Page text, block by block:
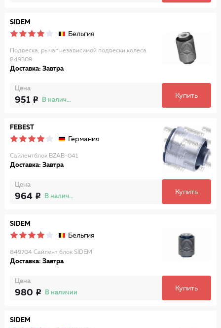
SIDEM
Бельгия
Подвеска, рычаг независимой подвески колеса
849309
Доставка: Завтра
Цена
951 В наличии
Купить
FEBEST
Германия
Сайлентблок BZAB-041
Доставка: Завтра
Цена
964 В наличии
Купить
SIDEM
Бельгия
849704 Сайлент блок SIDEM
Доставка: Завтра
Цена
980 В наличии
Купить
SIDEM